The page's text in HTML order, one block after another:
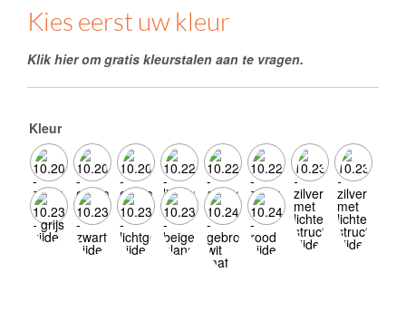
Kies eerst uw kleur
Klik hier om gratis kleurstalen aan te vragen.
Kleur